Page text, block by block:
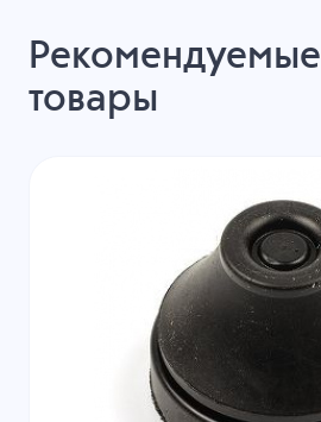
Рекомендуемые
товары